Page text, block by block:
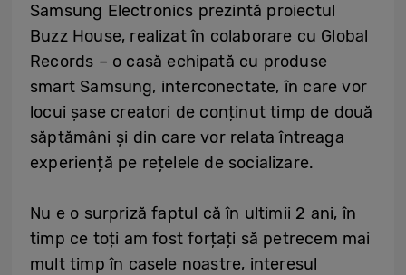
Samsung Electronics prezintă proiectul
Buzz House, realizat în colaborare cu Global
Records – o casă echipată cu produse
smart Samsung, interconectate, în care vor
locui șase creatori de conținut timp de două
săptămâni și din care vor relata întreaga
experiență pe rețelele de socializare.
Nu e o surpriză faptul că în ultimii 2 ani, în
timp ce toți am fost forțați să petrecem mai
mult timp în casele noastre, interesul